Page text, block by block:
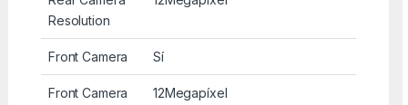
Resolution
Front Camera Sí
Front Camera
12Megapíxel